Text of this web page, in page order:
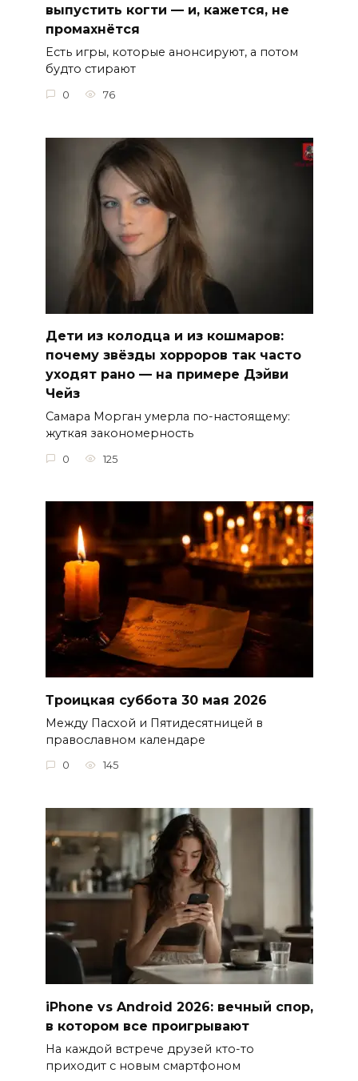
выпустить когти — и, кажется, не
промахнётся
Есть игры, которые анонсируют, а потом
будто стирают
0 76
Дети из колодца и из кошмаров:
почему звёзды хорроров так часто
уходят рано — на примере Дэйви
Чейз
Самара Морган умерла по-настоящему:
жуткая закономерность
0 125
Троицкая суббота 30 мая 2026
Между Пасхой и Пятидесятницей в
православном календаре
0 145
iPhone vs Android 2026: вечный спор,
в котором все проигрывают
На каждой встрече друзей кто-то
приходит с новым смартфоном